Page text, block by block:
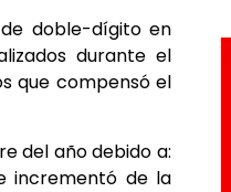
doble-dígito en
durante el
que compensó el
del año debido a:
incrementó de la